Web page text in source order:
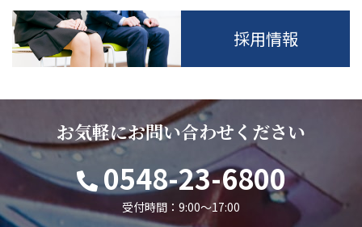
採用情報
お気軽にお問い合わせください
0548-23-6800
受付時間：9:00～17:00